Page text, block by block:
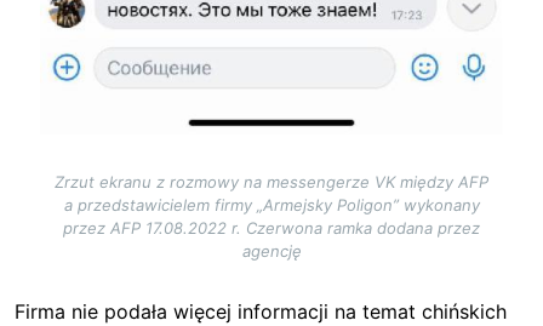
Zrzut ekranu z rozmowy na messengerze VK między AFP
a przedstawicielem firmy „Armejsky Poligon” wykonany
przez AFP 17.08.2022 r. Czerwona ramka dodana przez
agencję
Firma nie podała więcej informacji na temat chińskich